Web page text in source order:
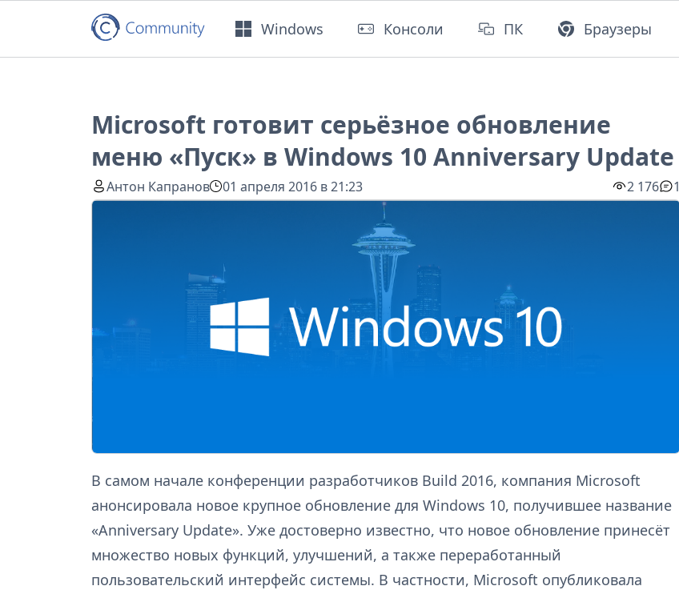
Windows Консоли ПК Браузеры
Microsoft готовит серьёзное обновление
меню «Пуск» в Windows 10 Anniversary Update
Антон Капранов 01 апреля 2016 в 21:23 2 176 1
В самом начале конференции разработчиков Build 2016, компания Microsoft
анонсировала новое крупное обновление для Windows 10, получившее название
«Anniversary Update». Уже достоверно известно, что новое обновление принесёт
множество новых функций, улучшений, а также переработанный
пользовательский интерфейс системы. В частности, Microsoft опубликовала